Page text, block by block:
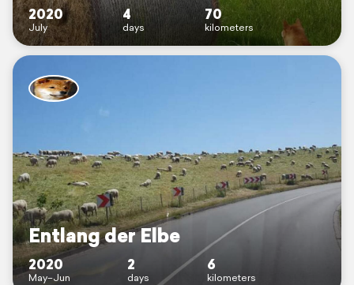
2020
July
4
days
70
kilometers
Entlang der Elbe
2020
May–Jun
2
days
6
kilometers